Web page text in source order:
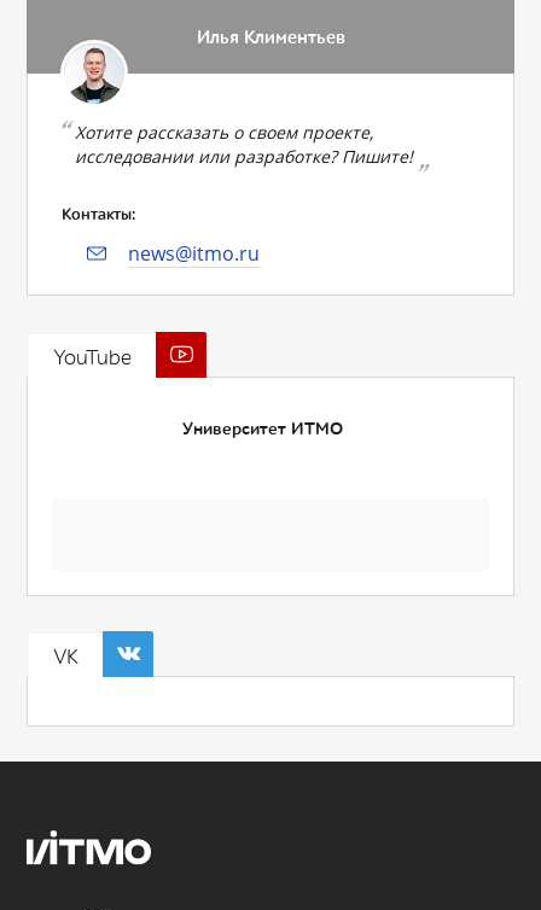
Илья Климентьев
Хотите рассказать о своем проекте,
исследовании или разработке? Пишите!
Контакты:
news@itmo.ru
YouTube
Университет ИТМО
VK